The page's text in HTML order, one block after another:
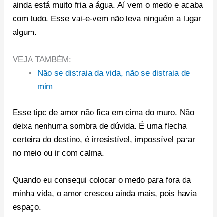
ainda está muito fria a água. Aí vem o medo e acaba
com tudo. Esse vai-e-vem não leva ninguém a lugar
algum.
VEJA TAMBÉM:
Não se distraia da vida, não se distraia de
mim
Esse tipo de amor não fica em cima do muro. Não
deixa nenhuma sombra de dúvida. É uma flecha
certeira do destino, é irresistível, impossível parar
no meio ou ir com calma.
Quando eu consegui colocar o medo para fora da
minha vida, o amor cresceu ainda mais, pois havia
espaço.